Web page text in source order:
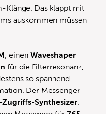
Klänge. Das klappt mit
auskommen müssen
, einen Waveshaper
für die Filterresonanz,
so spannend
Der Messenger
Synthesizer.